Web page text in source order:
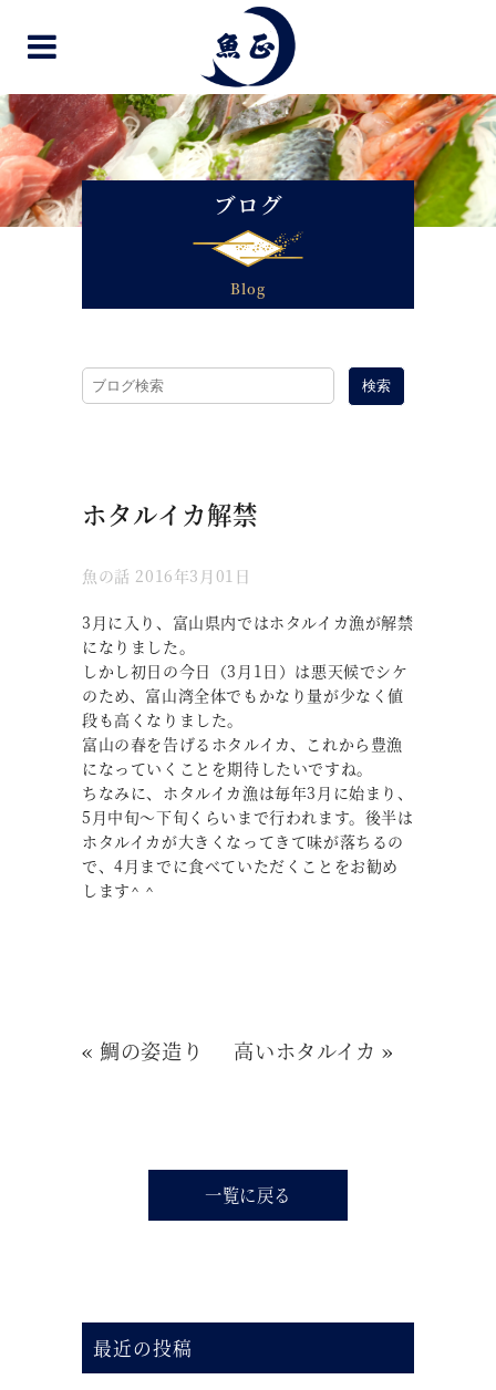
ブログ
Blog
検索
ホタルイカ解禁
魚の話 2016年3月01日
3月に入り、富山県内ではホタルイカ漁が解禁
になりました。
しかし初日の今日（3月1日）は悪天候でシケ
のため、富山湾全体でもかなり量が少なく値
段も高くなりました。
富山の春を告げるホタルイカ、これから豊漁
になっていくことを期待したいですね。
ちなみに、ホタルイカ漁は毎年3月に始まり、
5月中旬～下旬くらいまで行われます。後半は
ホタルイカが大きくなってきて味が落ちるの
で、4月までに食べていただくことをお勧め
します^ ^
« 鯛の姿造り 高いホタルイカ »
一覧に戻る
最近の投稿